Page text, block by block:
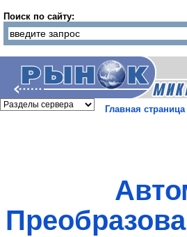
Поиск по сайту:
Главная страница